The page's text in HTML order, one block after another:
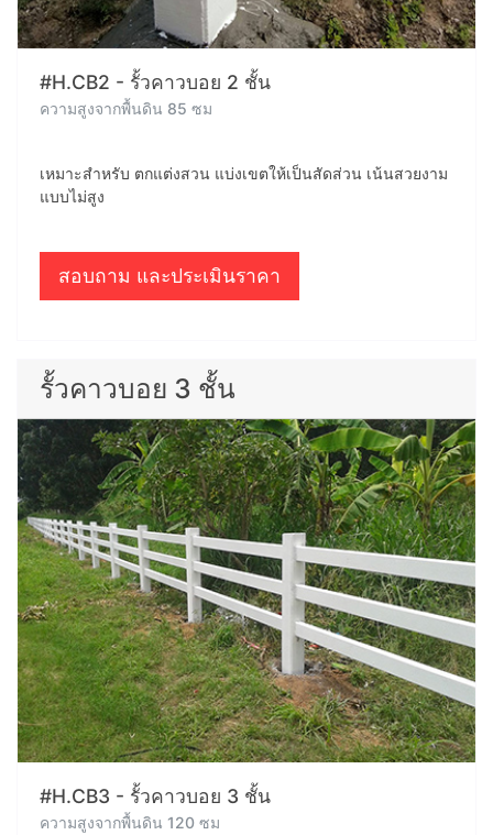
#H.CB2 - รั้วคาวบอย 2 ชั้น
ความสูงจากพื้นดิน 85 ซม
เหมาะสำหรับ ตกแต่งสวน แบ่งเขตให้เป็นสัดส่วน เน้นสวยงาม
แบบไม่สูง
สอบถาม และประเมินราคา
รั้วคาวบอย 3 ชั้น
#H.CB3 - รั้วคาวบอย 3 ชั้น
ความสูงจากพื้นดิน 120 ซม